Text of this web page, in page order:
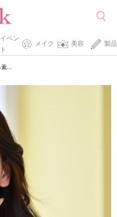
イベン
ト
メイク 美容 製品
完成度UP！メイクノリを良くする素肌ケア 3つのポイント